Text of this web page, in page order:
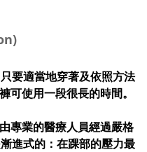
要適當地穿著及依照方法
使用一段很長的時間。
專業的醫療人員經過嚴格
進式的：在踝部的壓力最